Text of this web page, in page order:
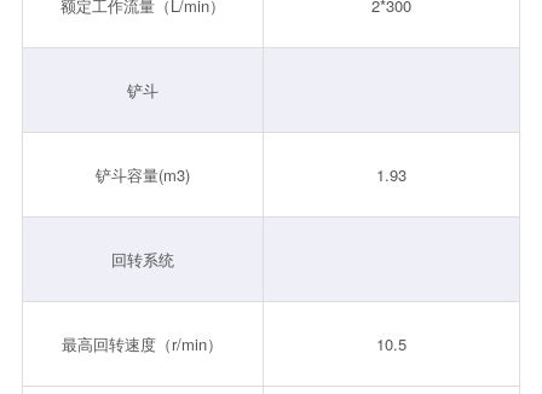
额定工作流量（L/min） 2*300
铲斗
铲斗容量(m3) 1.93
回转系统
最高回转速度（r/min） 10.5